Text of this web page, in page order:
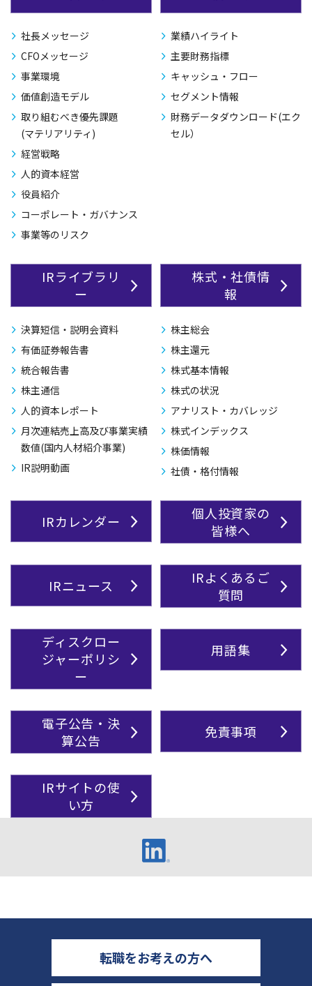
社長メッセージ
CFOメッセージ
事業環境
価値創造モデル
取り組むべき優先課題
(マテリアリティ)
経営戦略
人的資本経営
役員紹介
コーポレート・ガバナンス
事業等のリスク
業績ハイライト
主要財務指標
キャッシュ・フロー
セグメント情報
財務データダウンロード(エク
セル）
IRライブラリ
ー
決算短信・説明会資料
有価証券報告書
統合報告書
株主通信
人的資本レポート
月次連結売上高及び事業実績
数値(国内人材紹介事業)
IR説明動画
株式・社債情
報
株主総会
株主還元
株式基本情報
株式の状況
アナリスト・カバレッジ
株式インデックス
株価情報
社債・格付情報
IRカレンダー
個人投資家の
皆様へ
IRニュース
IRよくあるご
質問
ディスクロー
ジャーポリシ
ー
用語集
電子公告・決
算公告
免責事項
IRサイトの使
い方
転職をお考えの方へ